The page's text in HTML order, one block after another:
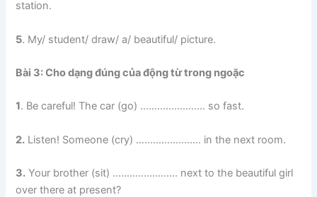
station.
5. My/ student/ draw/ a/ beautiful/ picture.
Bài 3: Cho dạng đúng của động từ trong ngoặc
1. Be careful! The car (go) ………………….. so fast.
2. Listen! Someone (cry) ………………….. in the next room.
3. Your brother (sit) ………………….. next to the beautiful girl
over there at present?